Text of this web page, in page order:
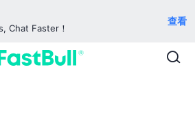
Chat Faster！
查看